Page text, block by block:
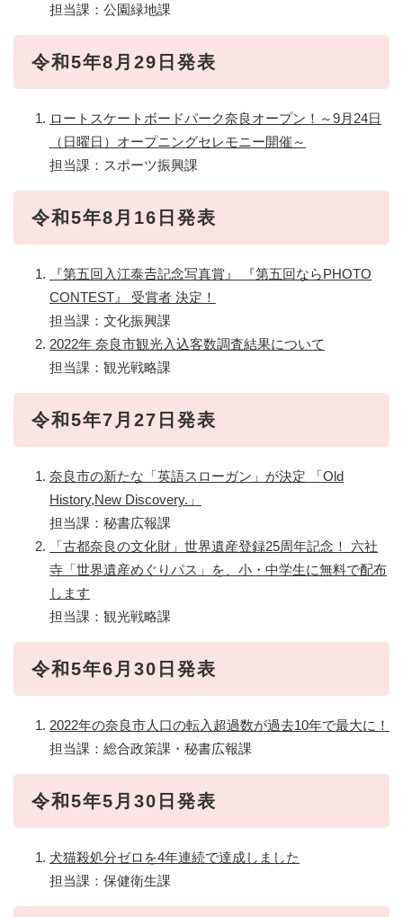
担当課：公園緑地課
令和5年8月29日発表
ロートスケートボードパーク奈良オープン！～9月24日
（日曜日）オープニングセレモニー開催～​
担当課：スポーツ振興課
令和5年8月16日発表
『第五回入江泰𠮷記念写真賞』 『第五回ならPHOTO
CONTEST』 受賞者 決定！
担当課：文化振興課
2022年 奈良市観光入込客数調査結果について
担当課：観光戦略課
令和5年7月27日発表
奈良市の新たな「英語スローガン」が決定 「Old
History,New Discovery.」
担当課：秘書広報課
「古都奈良の文化財」世界遺産登録25周年記念！ 六社
寺「世界遺産めぐりパス」を、小・中学生に無料で配布
します
担当課：観光戦略課
令和5年6月30日発表
2022年の奈良市人口の転入超過数が過去10年で最大に！
担当課：総合政策課・秘書広報課
令和5年5月30日発表
犬猫殺処分ゼロを4年連続で達成しました
担当課：保健衛生課